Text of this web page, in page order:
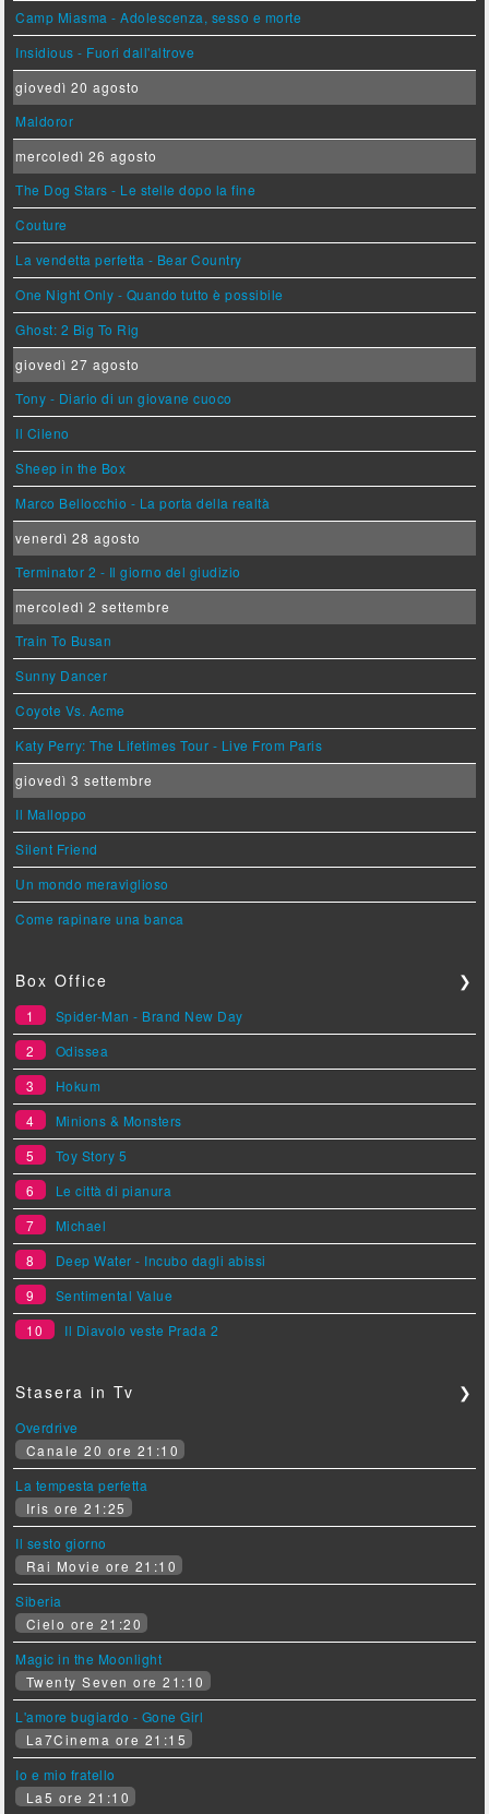
Camp Miasma - Adolescenza, sesso e morte
Insidious - Fuori dall'altrove
giovedì 20 agosto
Maldoror
mercoledì 26 agosto
The Dog Stars - Le stelle dopo la fine
Couture
La vendetta perfetta - Bear Country
One Night Only - Quando tutto è possibile
Ghost: 2 Big To Rig
giovedì 27 agosto
Tony - Diario di un giovane cuoco
Il Cileno
Sheep in the Box
Marco Bellocchio - La porta della realtà
venerdì 28 agosto
Terminator 2 - Il giorno del giudizio
mercoledì 2 settembre
Train To Busan
Sunny Dancer
Coyote Vs. Acme
Katy Perry: The Lifetimes Tour - Live From Paris
giovedì 3 settembre
Il Malloppo
Silent Friend
Un mondo meraviglioso
Come rapinare una banca
Box Office ❯
1
Spider-Man - Brand New Day
2
Odissea
3
Hokum
4
Minions & Monsters
5
Toy Story 5
6
Le città di pianura
7
Michael
8
Deep Water - Incubo dagli abissi
9
Sentimental Value
10
Il Diavolo veste Prada 2
Stasera in Tv ❯
Overdrive
Canale 20 ore 21:10
La tempesta perfetta
Iris ore 21:25
Il sesto giorno
Rai Movie ore 21:10
Siberia
Cielo ore 21:20
Magic in the Moonlight
Twenty Seven ore 21:10
L'amore bugiardo - Gone Girl
La7Cinema ore 21:15
Io e mio fratello
La5 ore 21:10